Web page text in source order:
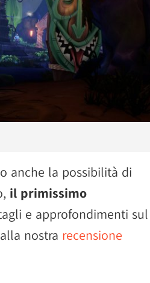
anche la possibilità di
il primissimo
e approfondimenti sul
nostra recensione